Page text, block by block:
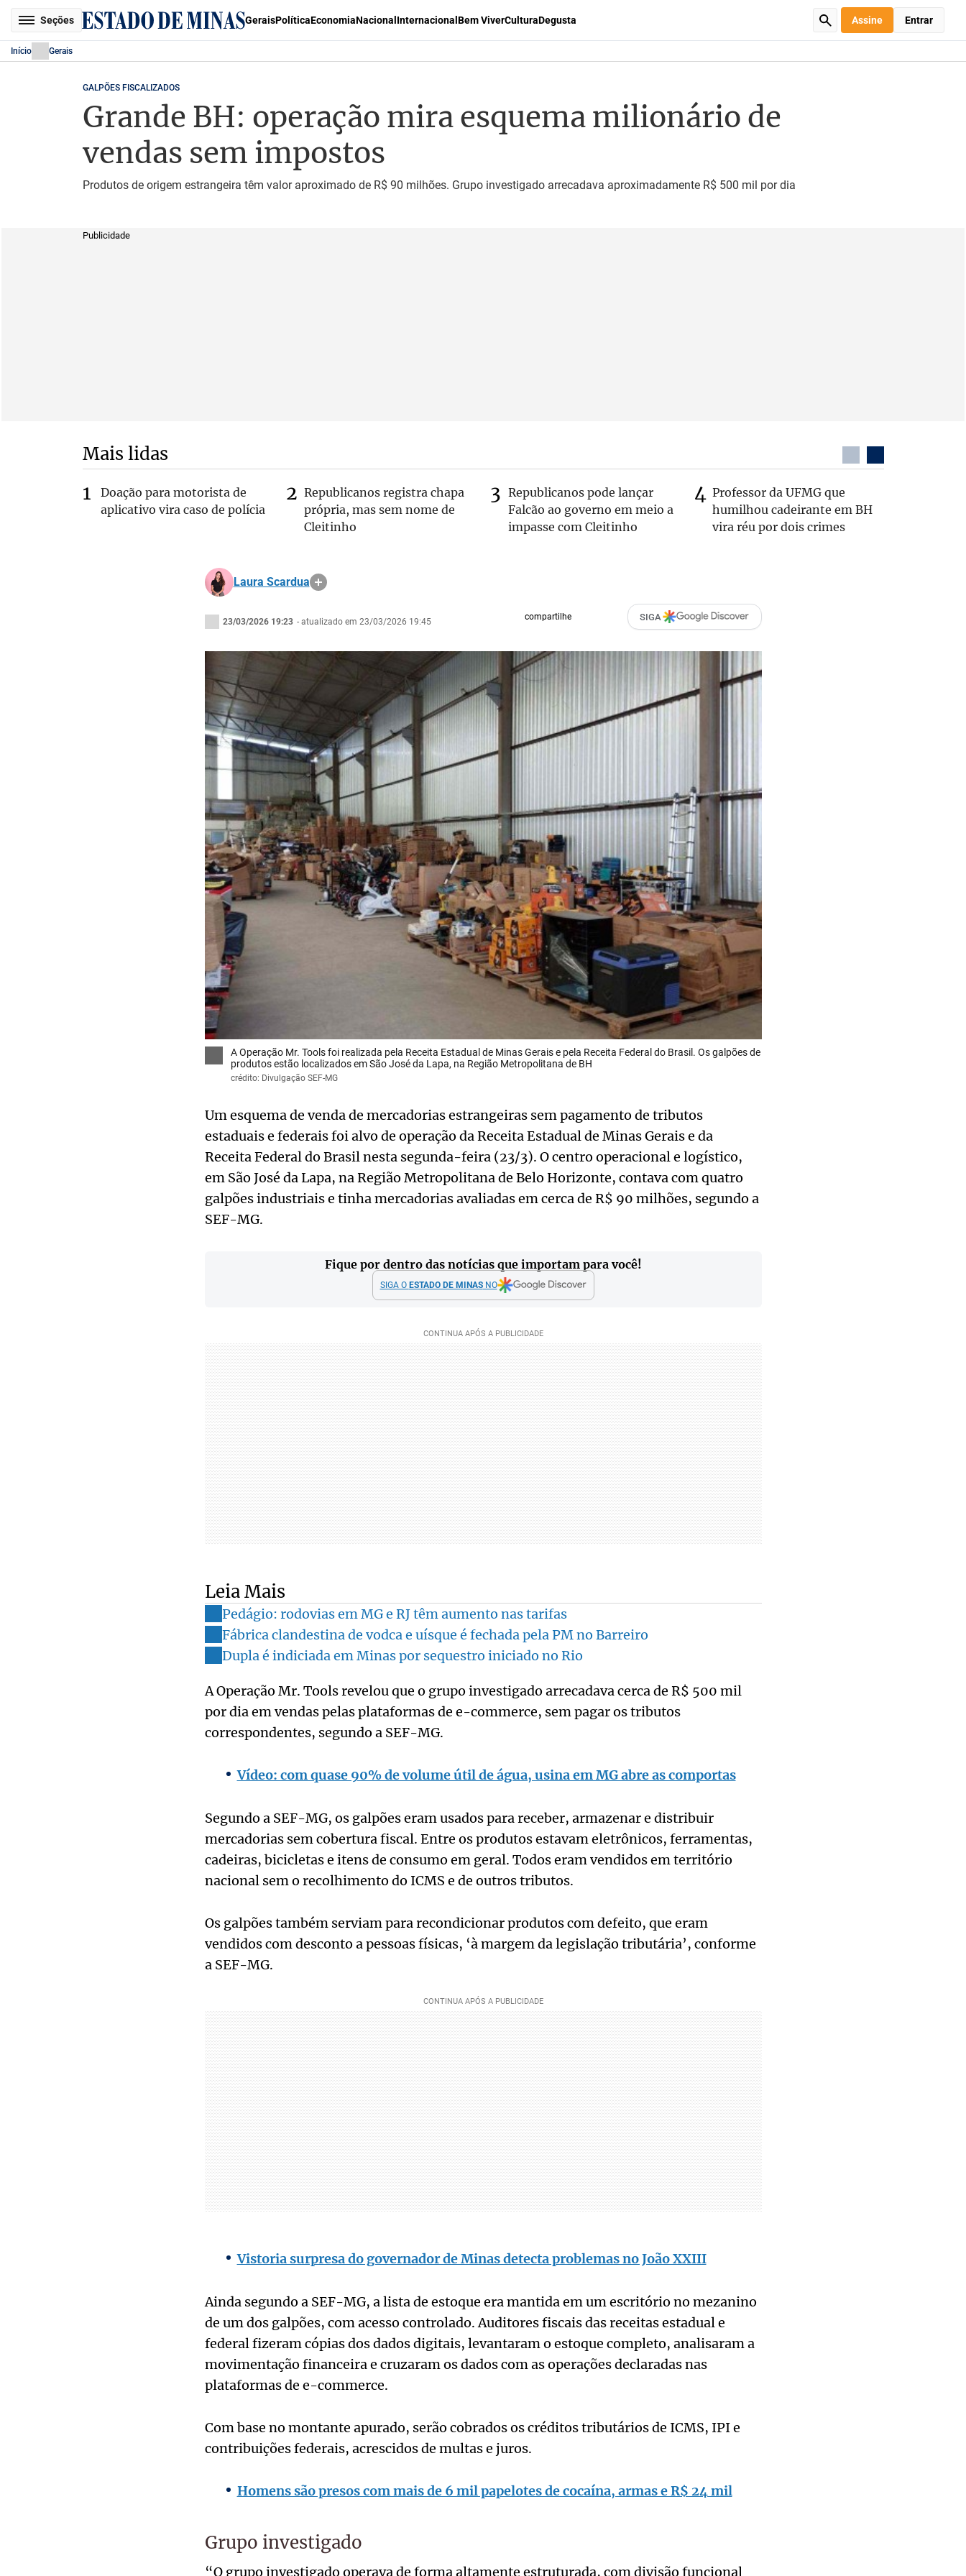
Seções GeraisPolíticaEconomiaNacional Internacional Bem ViverCulturaDegusta Assine Entrar
Início Gerais
GALPÕES FISCALIZADOS
Grande BH: operação mira esquema milionário de
vendas sem impostos
Produtos de origem estrangeira têm valor aproximado de R$ 90 milhões. Grupo investigado arrecadava aproximadamente R$ 500 mil por dia
Publicidade
Mais lidas
Doação para motorista de
aplicativo vira caso de polícia
Republicanos registra chapa
própria, mas sem nome de
Cleitinho
Republicanos pode lançar
Falcão ao governo em meio a
impasse com Cleitinho
Professor da UFMG que
humilhou cadeirante em BH
vira réu por dois crimes
Laura Scardua
23/03/2026 19:23 - atualizado em 23/03/2026 19:45 compartilhe SIGA
A Operação Mr. Tools foi realizada pela Receita Estadual de Minas Gerais e pela Receita Federal do Brasil. Os galpões de
produtos estão localizados em São José da Lapa, na Região Metropolitana de BH
crédito: Divulgação SEF-MG
Um esquema de venda de mercadorias estrangeiras sem pagamento de tributos
estaduais e federais foi alvo de operação da Receita Estadual de Minas Gerais e da
Receita Federal do Brasil nesta segunda-feira (23/3). O centro operacional e logístico,
em São José da Lapa, na Região Metropolitana de Belo Horizonte, contava com quatro
galpões industriais e tinha mercadorias avaliadas em cerca de R$ 90 milhões, segundo a
SEF-MG.
Fique por dentro das notícias que importam para você!
SIGA O ESTADO DE MINASNO
Leia Mais
Pedágio: rodovias em MG e RJ têm aumento nas tarifas
Fábrica clandestina de vodca e uísque é fechada pela PM no Barreiro
Dupla é indiciada em Minas por sequestro iniciado no Rio
A Operação Mr. Tools revelou que o grupo investigado arrecadava cerca de R$ 500 mil
por dia em vendas pelas plataformas de e-commerce, sem pagar os tributos
correspondentes, segundo a SEF-MG.
Vídeo: com quase 90% de volume útil de água, usina em MG abre as comportas
Segundo a SEF-MG, os galpões eram usados para receber, armazenar e distribuir
mercadorias sem cobertura fiscal. Entre os produtos estavam eletrônicos, ferramentas,
cadeiras, bicicletas e itens de consumo em geral. Todos eram vendidos em território
nacional sem o recolhimento do ICMS e de outros tributos.
Os galpões também serviam para recondicionar produtos com defeito, que eram
vendidos com desconto a pessoas físicas, ‘à margem da legislação tributária’, conforme
a SEF-MG.
Vistoria surpresa do governador de Minas detecta problemas no João XXIII
Ainda segundo a SEF-MG, a lista de estoque era mantida em um escritório no mezanino
de um dos galpões, com acesso controlado. Auditores fiscais das receitas estadual e
federal fizeram cópias dos dados digitais, levantaram o estoque completo, analisaram a
movimentação financeira e cruzaram os dados com as operações declaradas nas
plataformas de e-commerce.
Com base no montante apurado, serão cobrados os créditos tributários de ICMS, IPI e
contribuições federais, acrescidos de multas e juros.
Homens são presos com mais de 6 mil papelotes de cocaína, armas e R$ 24 mil
Grupo investigado
“O grupo investigado operava de forma altamente estruturada, com divisão funcional